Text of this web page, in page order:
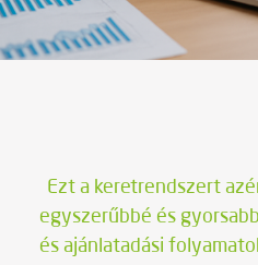
Ezt a keretrendszert
egyszerűbbé és
és ajánlatadási